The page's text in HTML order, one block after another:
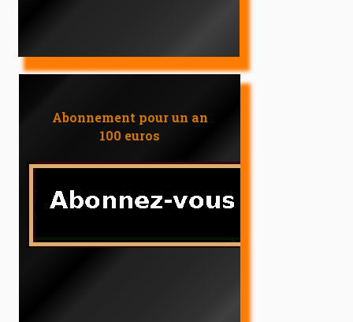
Abonnement pour un an
100 euros